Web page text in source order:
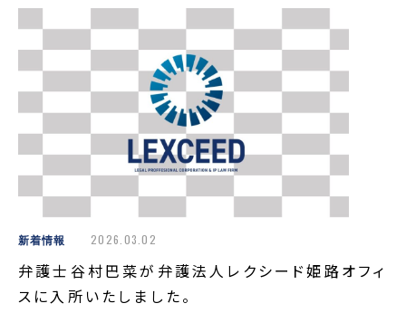
新着情報 2026.03.02
弁護士谷村巴菜が弁護法人レクシード姫路オフィ
スに入所いたしました。